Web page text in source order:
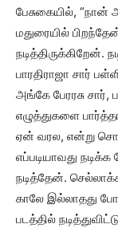
பேசுகையில், “நான்
மதுரையில்
பாரதிராஜா சார்
அங்கே பேரரசு
எழுத்துகளை
ஏன் வரல, என்று
எப்படியாவது
நடித்தேன்.
காலே இல்லாதது
படத்தில்